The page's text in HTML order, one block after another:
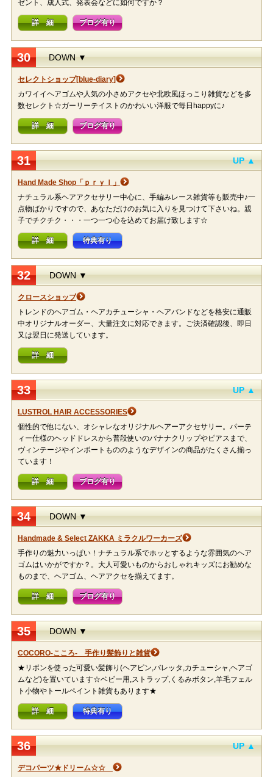
ゼント、成人式、発表会などに如何ですか？
詳 細 ブログ有り
30 DOWN ▼
セレクトショップ[blue-diary]
カワイイヘアゴムや人気の小さめアクセや北欧風ほっこり雑貨などを多
数セレクト☆ガーリーテイストのかわいい洋服で毎日happyに♪
詳 細 ブログ有り
31 UP ▲
Hand Made Shop「ｐｒｙｌ」
ナチュラル系ヘアアクセサリー中心に、手編みレース雑貨等も販売中♪一
点物ばかりですので、あなただけのお気に入りを見つけて下さいね。親
子でチクチク・・・一つ一つ心を込めてお届け致します☆
詳 細 特典有り
32 DOWN ▼
クロースショップ
トレンドのヘアゴム・ヘアカチューシャ・ヘアバンドなどを格安に通販
中オリジナルオーダー、大量注文に対応できます。ご決済確認後、即日
又は翌日に発送しています。
詳 細
33 UP ▲
LUSTROL HAIR ACCESSORIES
個性的で他にない、オシャレなオリジナルヘアーアクセサリー。パーテ
ィー仕様のヘッドドレスから普段使いのバナナクリップやピアスまで、
ヴィンテージやインポートもののようなデザインの商品がたくさん揃っ
ています！
詳 細 ブログ有り
34 DOWN ▼
Handmade & Select ZAKKA ミラクルワーカーズ
手作りの魅力いっぱい！ナチュラル系でホッとするような雰囲気のヘア
ゴムはいかがですか？。大人可愛いものからおしゃれキッズにお勧めな
ものまで、ヘアゴム、ヘアアクセを揃えてます。
詳 細 ブログ有り
35 DOWN ▼
COCORO-こころ- 手作り髪飾りと雑貨
★リボンを使った可愛い髪飾り(ヘアピン,バレッタ,カチューシャ,ヘアゴ
ムなど)を置いています☆ベビー用,ストラップ,くるみボタン,羊毛フェル
ト小物やトールペイント雑貨もあります★
詳 細 特典有り
36 UP ▲
デコパーツ★ドリーム☆☆